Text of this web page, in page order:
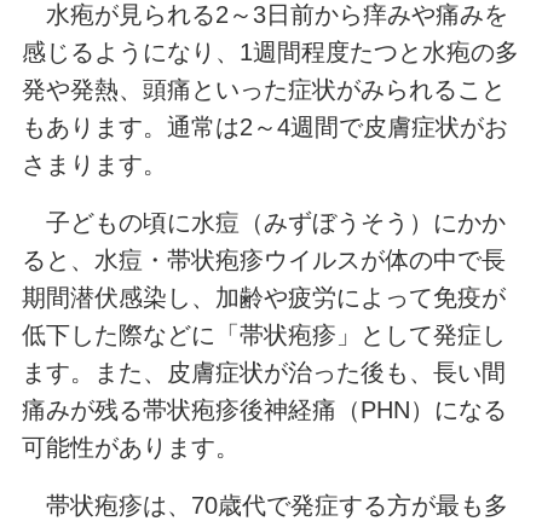
水疱が見られる2～3日前から痒みや痛みを
感じるようになり、1週間程度たつと水疱の多
発や発熱、頭痛といった症状がみられること
もあります。通常は2～4週間で皮膚症状がお
さまります。
子どもの頃に水痘（みずぼうそう）にかか
ると、水痘・帯状疱疹ウイルスが体の中で長
期間潜伏感染し、加齢や疲労によって免疫が
低下した際などに「帯状疱疹」として発症し
ます。また、皮膚症状が治った後も、長い間
痛みが残る帯状疱疹後神経痛（PHN）になる
可能性があります。
帯状疱疹は、70歳代で発症する方が最も多